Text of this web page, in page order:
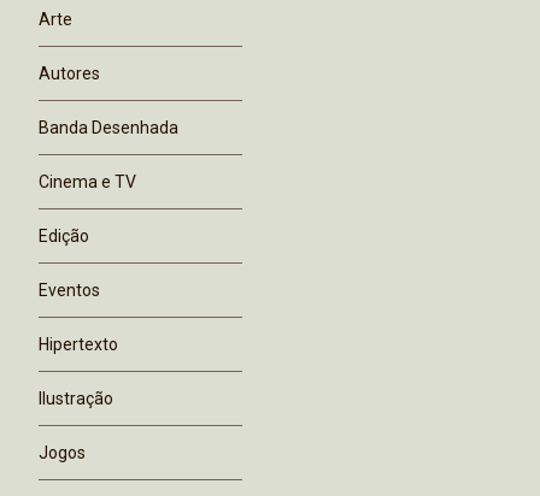
Arte
Autores
Banda Desenhada
Cinema e TV
Edição
Eventos
Hipertexto
Ilustração
Jogos